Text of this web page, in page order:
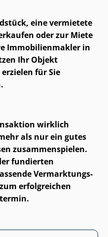
eine vermietete
oder zur Miete
Im­mo­bi­li­en­mak­ler in
Ihr Objekt
für Sie
wirklich
als nur ein gutes
zusammenspielen.
fundierten
Vermarktungs-
erfolgreichen